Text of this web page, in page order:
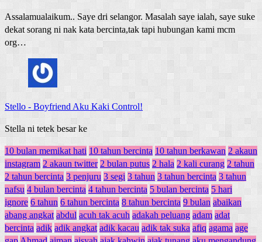
Assalamualaikum.. Saye dri selangor. Masalah saye ialah, saye suke
dekat sorang ni nak kata bercinta,tak tapi hubungan kami mcm
org…
Stello - Boyfriend Aku Kaki Control!
Stella ni tetek besar ke
10 bulan memikat hati 10 tahun bercinta 10 tahun berkawan 2 akaun
instagram 2 akaun twitter 2 bulan putus 2 hala 2 kali curang 2 tahun
2 tahun bercinta 3 penjuru 3 segi 3 tahun 3 tahun bercinta 3 tahun
nafsu 4 bulan bercinta 4 tahun bercinta 5 bulan bercinta 5 hari
ignore 6 tahun 6 tahun bercinta 8 tahun bercinta 9 bulan abaikan
abang angkat abdul acuh tak acuh adakah peluang adam adat
bercinta adik adik angkat adik kacau adik tak suka afiq agama age